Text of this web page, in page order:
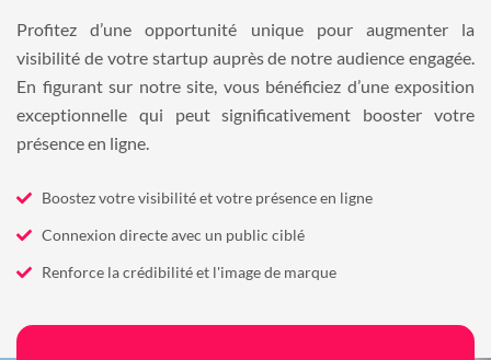
Profitez d’une opportunité unique pour augmenter la
visibilité de votre startup auprès de notre audience engagée.
En figurant sur notre site, vous bénéficiez d’une exposition
exceptionnelle qui peut significativement booster votre
présence en ligne.
Boostez votre visibilité et votre présence en ligne
Connexion directe avec un public ciblé
Renforce la crédibilité et l'image de marque